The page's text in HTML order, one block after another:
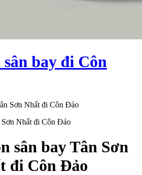
bay đi Côn
Sơn Nhất đi Côn Đảo
sân bay Tân Sơn
đi Côn Đảo